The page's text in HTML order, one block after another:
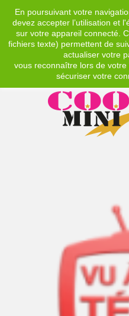
En poursuivant votre
devez accepter l’utilisation et
sur votre appareil connecté.
fichiers texte) permettent de
actualiser votre
vous reconnaître lors de
sécuriser votre
EUR